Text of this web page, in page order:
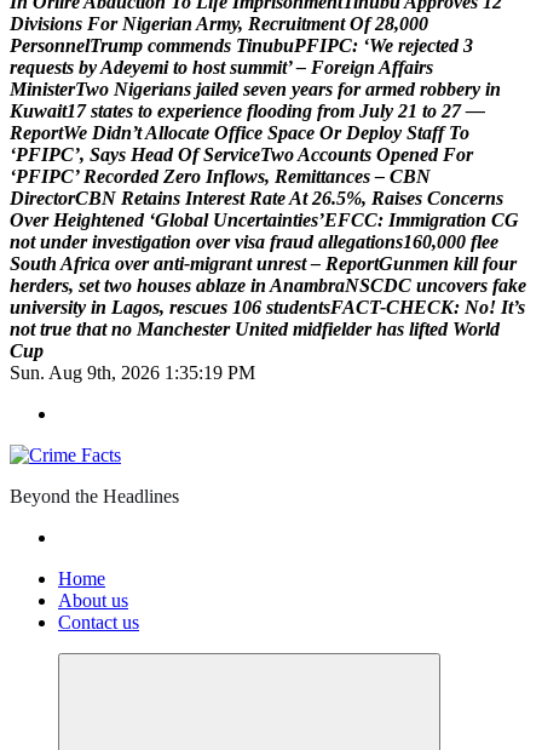
Divisions For Nigerian Army, Recruitment Of 28,000
PersonnelTrump commends TinubuPFIPC: ‘We rejected 3
requests byAdeyemi to host summit’ – Foreign Affairs
MinisterTwo Nigerians jailed seven years for armed robbery in
Kuwait17 states to experience flooding from July 21 to 27 —
ReportWe Didn’tAllocate Office Space Or Deploy Staff To
‘PFIPC’, Says Head Of ServiceTwoAccounts Opened For
‘PFIPC’ Recorded Zero Inflows, Remittances – CBN
DirectorCBN Retains Interest RateAt 26.5%, Raises Concerns
Over Heightened ‘Global Uncertainties’EFCC: Immigration CG
not under investigation over visa fraud allegations160,000 flee
South Africa over anti-migrant unrest – ReportGunmen kill four
herders, set two houses ablaze in AnambraNSCDC uncovers fake
university in Lagos, rescues 106 studentsFACT-CHECK: No! It’s
not true that no Manchester United midfielder has lifted World
Cup
Sun. Aug 9th, 2026 1:35:19 PM
Beyond the Headlines
Home
About us
Contact us